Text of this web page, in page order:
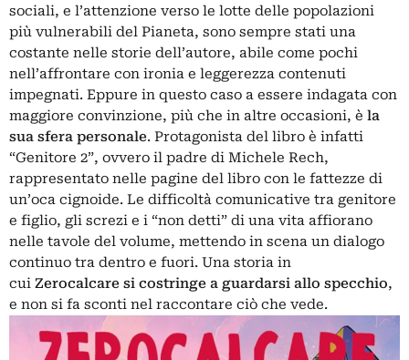
sociali, e l’attenzione verso le lotte delle popolazioni
più vulnerabili del Pianeta, sono sempre stati una
costante nelle storie dell’autore, abile come pochi
nell’affrontare con ironia e leggerezza contenuti
impegnati. Eppure in questo caso a essere indagata con
maggiore convinzione, più che in altre occasioni, è la
sua sfera personale. Protagonista del libro è infatti
“Genitore 2”, ovvero il padre di Michele Rech,
rappresentato nelle pagine del libro con le fattezze di
un’oca cignoide. Le difficoltà comunicative tra genitore
e figlio, gli screzi e i “non detti” di una vita affiorano
nelle tavole del volume, mettendo in scena un dialogo
continuo tra dentro e fuori. Una storia in
cui Zerocalcare si costringe a guardarsi allo specchio,
e non si fa sconti nel raccontare ciò che vede.